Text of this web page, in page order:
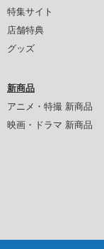
特集サイト
店舗特典
グッズ
新商品
アニメ・特撮 新商品
映画・ドラマ 新商品